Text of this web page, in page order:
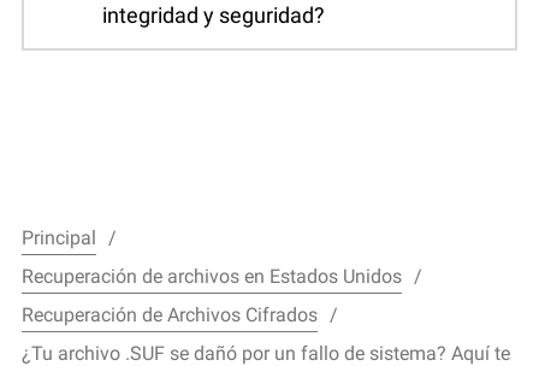
integridad y seguridad?
Principal
Recuperación de archivos en Estados Unidos
Recuperación de Archivos Cifrados
¿Tu archivo .SUF se dañó por un fallo de sistema? Aquí te